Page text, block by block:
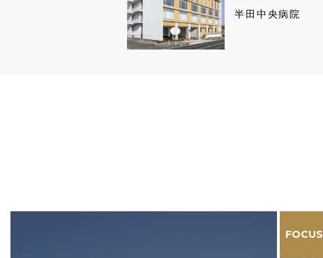
半田中央病院
FOCUS